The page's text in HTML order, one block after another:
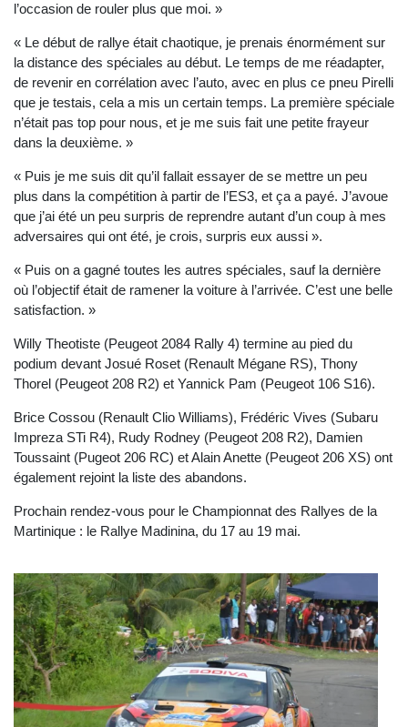
l’occasion de rouler plus que moi. »
« Le début de rallye était chaotique, je prenais énormément sur
la distance des spéciales au début. Le temps de me réadapter,
de revenir en corrélation avec l’auto, avec en plus ce pneu Pirelli
que je testais, cela a mis un certain temps. La première spéciale
n’était pas top pour nous, et je me suis fait une petite frayeur
dans la deuxième. »
« Puis je me suis dit qu’il fallait essayer de se mettre un peu
plus dans la compétition à partir de l’ES3, et ça a payé. J’avoue
que j’ai été un peu surpris de reprendre autant d’un coup à mes
adversaires qui ont été, je crois, surpris eux aussi ».
« Puis on a gagné toutes les autres spéciales, sauf la dernière
où l’objectif était de ramener la voiture à l’arrivée. C’est une belle
satisfaction. »
Willy Theotiste (Peugeot 2084 Rally 4) termine au pied du
podium devant Josué Roset (Renault Mégane RS), Thony
Thorel (Peugeot 208 R2) et Yannick Pam (Peugeot 106 S16).
Brice Cossou (Renault Clio Williams), Frédéric Vives (Subaru
Impreza STi R4), Rudy Rodney (Peugeot 208 R2), Damien
Toussaint (Pugeot 206 RC) et Alain Anette (Peugeot 206 XS) ont
également rejoint la liste des abandons.
Prochain rendez-vous pour le Championnat des Rallyes de la
Martinique : le Rallye Madinina, du 17 au 19 mai.